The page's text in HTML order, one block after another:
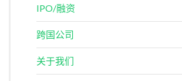
IPO/融资
跨国公司
关于我们